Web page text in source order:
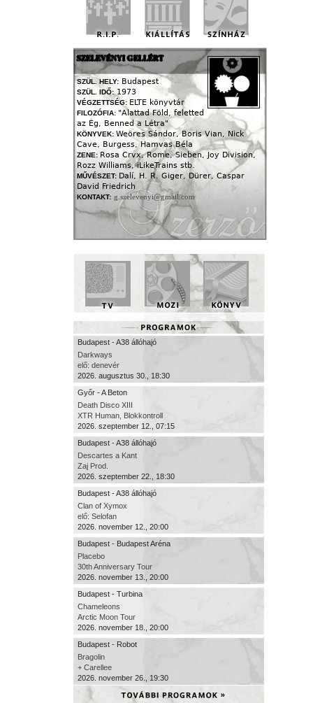
SZELEVÉNYI GELLÉRT
SZÜL. HELY: Budapest
SZÜL. IDŐ: 1973
VÉGZETTSÉG: ELTE könyvtár
FILOZÓFIA: "Alattad Föld, feletted
az Ég, Benned a Létra"
KÖNYVEK: Weöres Sándor, Boris Vian, Nick
Cave, Burgess, Hamvas Béla
ZENE: Rosa Crvx, Rome, Sieben, Joy Division,
Rozz Williams, iLikeTrains stb.
MŰVÉSZET: Dalí, H. R. Giger, Dürer, Caspar
David Friedrich
KONTAKT: g.szelevenyi@gmail.com
Budapest - A38 állóhajó
Darkways
elő: denevér
2026. augusztus 30., 18:30
Győr - A Beton
Death Disco XIII
XTR Human, Blokkontroll
2026. szeptember 12., 07:15
Budapest - A38 állóhajó
Descartes a Kant
Zaj Prod.
2026. szeptember 22., 18:30
Budapest - A38 állóhajó
Clan of Xymox
elő: Selofan
2026. november 12., 20:00
Budapest - Budapest Aréna
Placebo
30th Anniversary Tour
2026. november 13., 20:00
Budapest - Turbina
Chameleons
Arctic Moon Tour
2026. november 18., 20:00
Budapest - Robot
Bragolin
+ Carellee
2026. november 26., 19:30